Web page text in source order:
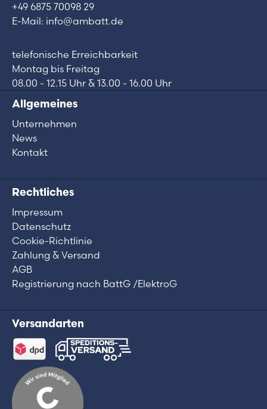
+49 6875 70098 29
E-Mail: info@ambatt.de
telefonische Erreichbarkeit
Montag bis Freitag
08.00 - 12.15 Uhr & 13.00 - 16.00 Uhr
Allgemeines
Unternehmen
News
Kontakt
Rechtliches
Impressum
Datenschutz
Cookie-Richtlinie
Zahlung & Versand
AGB
Registrierung nach BattG /ElektroG
Versandarten